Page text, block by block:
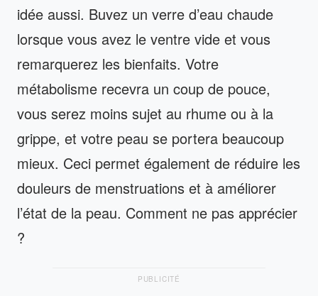
idée aussi. Buvez un verre d’eau chaude
lorsque vous avez le ventre vide et vous
remarquerez les bienfaits. Votre
métabolisme recevra un coup de pouce,
vous serez moins sujet au rhume ou à la
grippe, et votre peau se portera beaucoup
mieux. Ceci permet également de réduire les
douleurs de menstruations et à améliorer
l’état de la peau. Comment ne pas apprécier
?
PUBLICITÉ